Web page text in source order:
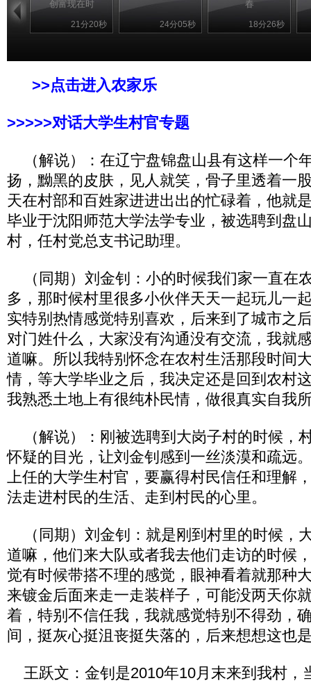
创富现在时
21分20秒 24分05秒
春
18分26秒
>>点击进入农家乐
>>>>>对话大学生村官专题
（解说）：在辽宁盘锦盘山县有这样一个
扬，黝黑的皮肤，见人就笑，骨子里透着一
天在村部和百姓家进进出出的忙碌着，他就
毕业于沈阳师范大学法学专业，被选聘到盘
村，任村党总支书记助理。
（同期）刘金钊：小的时候我们家一直在
多，那时候村里很多小伙伴天天一起玩儿一
实特别热情感觉特别喜欢，后来到了城市之
对门姓什么，大家没有沟通没有交流，我就
道嘛。所以我特别怀念在农村生活那段时间
情，等大学毕业之后，我决定还是回到农村
我熟悉土地上有很纯朴民情，做很真实自我
（解说）：刚被选聘到大岗子村的时候，
怀疑的目光，让刘金钊感到一丝淡漠和疏远
上任的大学生村官，要赢得村民信任和理解
法走进村民的生活、走到村民的心里。
（同期）刘金钊：就是刚到村里的时候，
道嘛，他们来大队或者我去他们走访的时候
觉有时候带搭不理的感觉，眼神看着就那种
来镀金后面来走一走装样子，可能没两天你
着，特别不信任我，我就感觉特别不得劲，
间，挺灰心挺沮丧挺失落的，后来想想这也
王跃文：金钊是2010年10月末来到我村，